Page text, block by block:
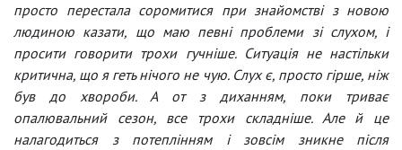
просто перестала соромитися при знайомстві з новою
людиною казати, що маю певні проблеми зі слухом, і
просити говорити трохи гучніше. Ситуація не настільки
критична, що я геть нічого не чую. Слух є, просто гірше, ніж
був до хвороби. А от з диханням, поки триває
опалювальний сезон, все трохи складніше. Але й це
налагодиться з потеплінням і зовсім зникне після